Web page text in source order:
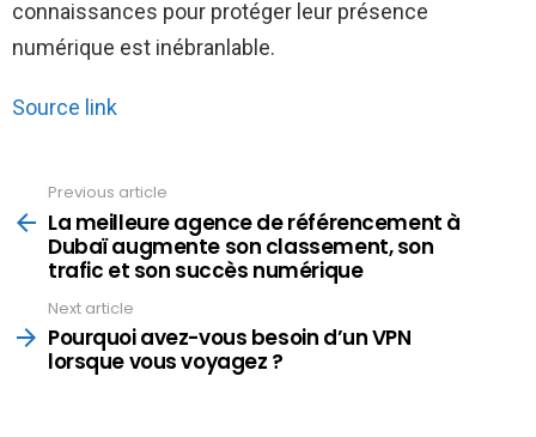
connaissances pour protéger leur présence
numérique est inébranlable.
Source link
more
Previous article
La meilleure agence de référencement à
Dubaï augmente son classement, son
trafic et son succès numérique
Next article
Pourquoi avez-vous besoin d’un VPN
lorsque vous voyagez ?